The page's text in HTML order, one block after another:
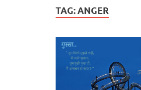
TAG:ANGER